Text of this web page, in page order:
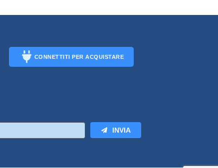
CONNETTITI PER ACQUISTARE
INVIA